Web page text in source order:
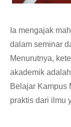
Ia mengajak
dalam seminar
Menurutnya,
akademik
Belajar Kampus
praktis dari ilmu